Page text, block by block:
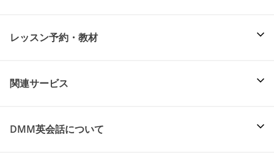
レッスン予約・教材
関連サービス
DMM英会話について